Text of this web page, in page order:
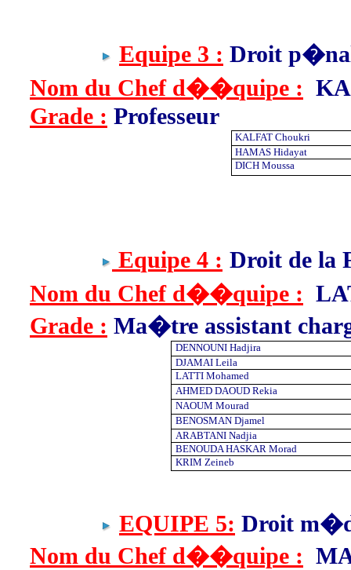
Equipe 3 : Droit
Nom du Chef d��quipe :
Grade : Professeur
KALFAT Choukri
HAMAS Hidayat
DICH Moussa
Equipe 4 : Droit de la
Nom du Chef d��quipe :
Grade : Ma�tre assistant
DENNOUNI Hadjira
DJAMAI Leila
LATTI Mohamed
AHMED DAOUD Rekia
NAOUM Mourad
BENOSMAN Djamel
ARABTANI Nadjia
BENOUDA HASKAR Morad
KRIM Zeineb
EQUIPE 5: Droit
Nom du Chef d��quipe :